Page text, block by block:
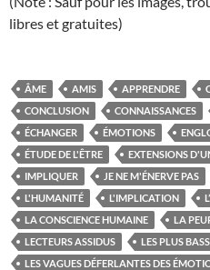
libres et gratuites)
ÂME AMIS APPRENDRE
CONCLUSION
CONNAISSANCES
ÉCHANGER
ÉMOTIONS
ÉTUDE DE L'ÊTRE
EXTENSIONS
IMPLIQUER
JE NE M'ÉNERVE PAS
L'HUMANITÉ
L'IMPLICATION
LA CONSCIENCE HUMAINE
LA
LECTEURS ASSIDUS
LES PLUS
LES VAGUES DÉFERLANTES DES